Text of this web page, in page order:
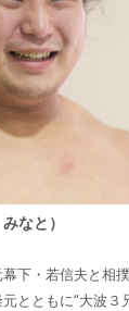
なと）
下・若信夫と相
とともに“大波３